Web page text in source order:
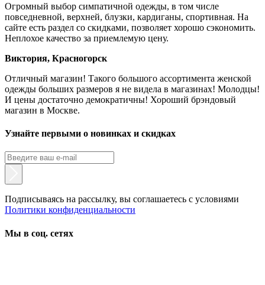
Огромный выбор симпатичной одежды, в том числе
повседневной, верхней, блузки, кардиганы, спортивная. На
сайте есть раздел со скидками, позволяет хорошо сэкономить.
Неплохое качество за приемлемую цену.
Виктория, Красногорск
Отличный магазин! Такого большого ассортимента женской
одежды больших размеров я не видела в магазинах! Молодцы!
И цены достаточно демократичны! Хороший брэндовый
магазин в Москве.
Узнайте первыми о новинках и скидках
Подписываясь на рассылку, вы соглашаетесь с условиями
Политики конфиденциальности
Мы в соц. сетях